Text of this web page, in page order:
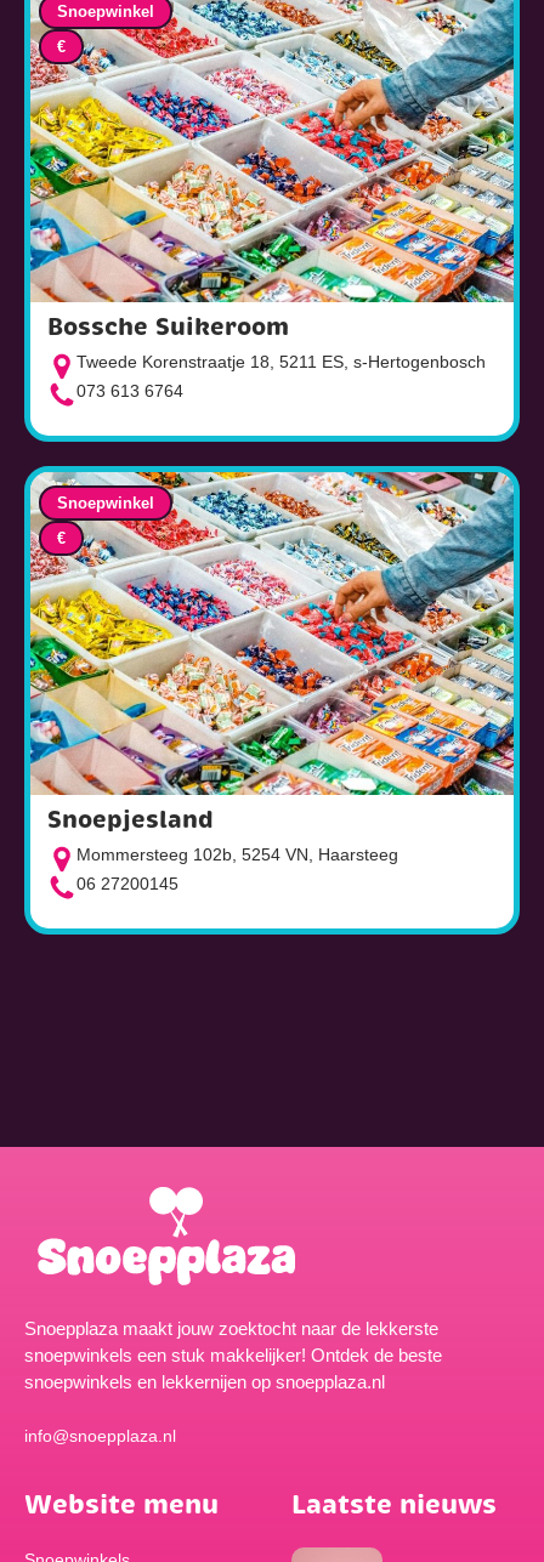
Bossche Suikeroom
Tweede Korenstraatje 18, 5211 ES, s-Hertogenbosch
073 613 6764
Snoepwinkel
€
Snoepjesland
Mommersteeg 102b, 5254 VN, Haarsteeg
06 27200145
Snoepwinkel
€
Snoepplaza maakt jouw zoektocht naar de lekkerste
snoepwinkels een stuk makkelijker! Ontdek de beste
snoepwinkels en lekkernijen op snoepplaza.nl
info@snoepplaza.nl
Website menu Laatste nieuws